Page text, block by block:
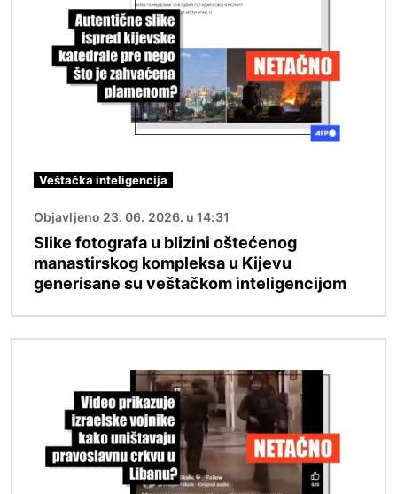
Veštačka inteligencija
Objavljeno 23. 06. 2026. u 14:31
Slike fotografa u blizini oštećenog
manastirskog kompleksa u Kijevu
generisane su veštačkom inteligencijom